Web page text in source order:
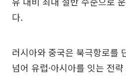
다.
러시아와 중국은 북극항로를
넘어 유럽·아시아를 잇는 전